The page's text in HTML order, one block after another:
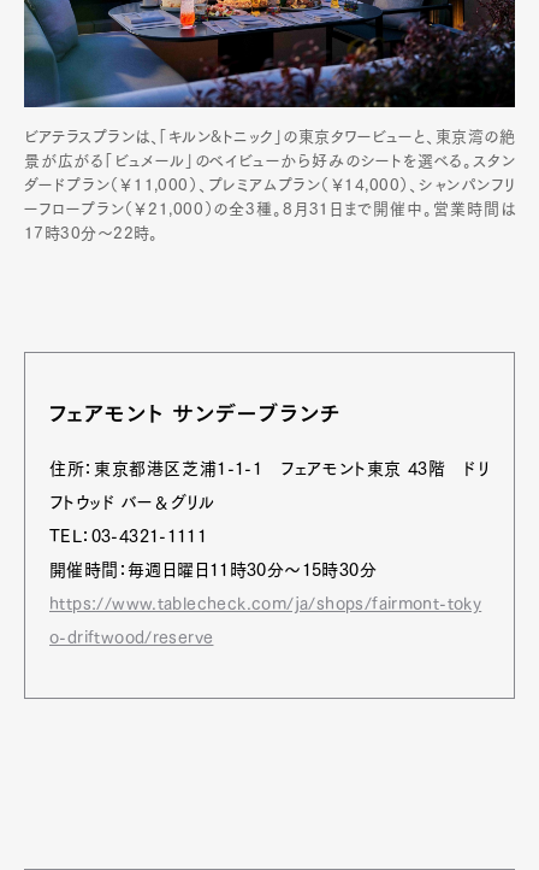
ビアテラスプランは、「キルン&トニック」の東京タワービューと、東京湾の絶
景が広がる「ビュメール」のベイビューから好みのシートを選べる。スタン
ダードプラン（￥11,000）、プレミアムプラン（￥14,000）、シャンパンフリ
ーフロープラン（￥21,000）の全3種。8月31日まで開催中。営業時間は
17時30分～22時。
フェアモント サンデーブランチ
住所：東京都港区芝浦1-1-1 フェアモント東京 43階 ドリ
フトウッド バー＆グリル
TEL：03-4321-1111
開催時間：毎週日曜日11時30分～15時30分
https://www.tablecheck.com/ja/shops/fairmont-toky
o-driftwood/reserve